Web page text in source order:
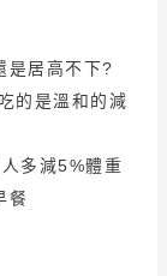
是居高不下?
的是溫和的減
多減5%體重
餐